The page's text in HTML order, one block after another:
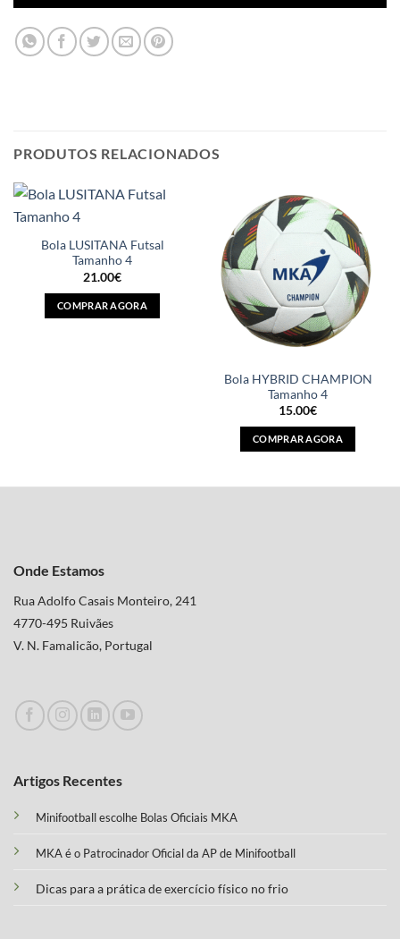
PRODUTOS RELACIONADOS
Bola LUSITANA Futsal
Tamanho 4
21.00€
COMPRAR AGORA
Bola HYBRID CHAMPION
Tamanho 4
15.00€
COMPRAR AGORA
Onde Estamos
Rua Adolfo Casais Monteiro, 241
4770-495 Ruivães
V. N. Famalicão, Portugal
Artigos Recentes
Minifootball escolhe Bolas Oficiais MKA
MKA é o Patrocinador Oficial da AP de Minifootball
Dicas para a prática de exercício físico no frio